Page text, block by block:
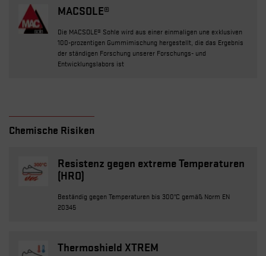
MACSOLE®
Die MACSOLE® Sohle wird aus einer einmaligen une exklusiven
100-prozentigen Gummimischung hergestellt, die das Ergebnis
der ständigen Forschung unserer Forschungs- und
Entwicklungslabors ist
Chemische Risiken
Resistenz gegen extreme Temperaturen
(HRO)
Beständig gegen Temperaturen bis 300°C gemäß Norm EN
20345
Thermoshield XTREM